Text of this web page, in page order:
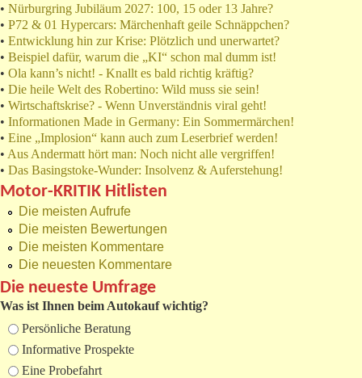
• Nürburgring Jubiläum 2027: 100, 15 oder 13 Jahre?
• P72 & 01 Hypercars: Märchenhaft geile Schnäppchen?
• Entwicklung hin zur Krise: Plötzlich und unerwartet?
• Beispiel dafür, warum die „KI“ schon mal dumm ist!
• Ola kann’s nicht! - Knallt es bald richtig kräftig?
• Die heile Welt des Robertino: Wild muss sie sein!
• Wirtschaftskrise? - Wenn Unverständnis viral geht!
• Informationen Made in Germany: Ein Sommermärchen!
• Eine „Implosion“ kann auch zum Leserbrief werden!
• Aus Andermatt hört man: Noch nicht alle vergriffen!
• Das Basingstoke-Wunder: Insolvenz & Auferstehung!
Motor-KRITIK Hitlisten
Die meisten Aufrufe
Die meisten Bewertungen
Die meisten Kommentare
Die neuesten Kommentare
Die neueste Umfrage
Was ist Ihnen beim Autokauf wichtig?
Auswahlmöglichkeiten
Persönliche Beratung
Informative Prospekte
Eine Probefahrt